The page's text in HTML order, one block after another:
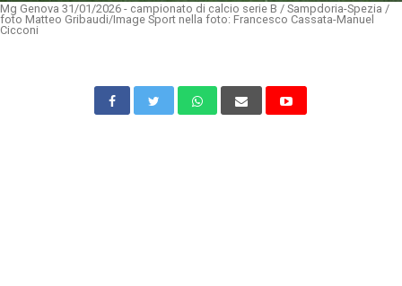
Mg Genova 31/01/2026 - campionato di calcio serie B / Sampdoria-Spezia /
foto Matteo Gribaudi/Image Sport nella foto: Francesco Cassata-Manuel
Cicconi